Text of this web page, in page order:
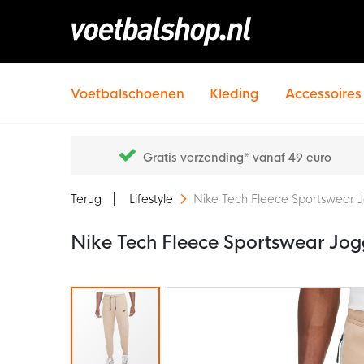
Voetbalschoenen Kleding Accessoires
Gratis verzending* vanaf 49 euro
Terug Lifestyle Nike Tech Fleece Sportswear
Nike Tech Fleece Sportswear
Ga